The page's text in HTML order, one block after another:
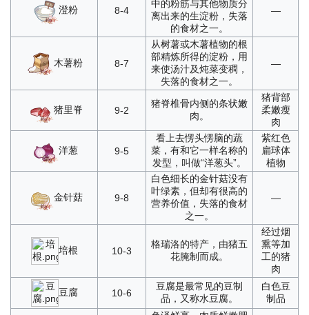
澄粉 8-4
中的粉筋与其他物质分
离出来的生淀粉，失落
的食材之一。
—
木薯粉 8-7
从树薯或木薯植物的根
部精炼所得的淀粉，用
来使汤汁及炖菜变稠，
失落的食材之一。
—
猪里脊 9-2
猪脊椎骨内侧的条状嫩
肉。
猪背部
柔嫩瘦
肉
洋葱 9-5
看上去愣头愣脑的蔬
菜，有和它一样名称的
发型，叫做“洋葱头”。
紫红色
扁球体
植物
金针菇 9-8
白色细长的金针菇没有
叶绿素，但却有很高的
营养价值，失落的食材
之一。
—
培根 10-3
格瑞洛的特产，由猪五
花腌制而成。
经过烟
熏等加
工的猪
肉
豆腐 10-6
豆腐是最常见的豆制
品，又称水豆腐。
白色豆
制品